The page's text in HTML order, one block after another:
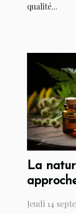
qualité...
La
Jeudi 14